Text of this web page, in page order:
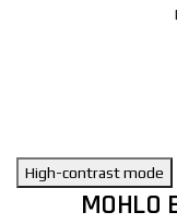
High-contrast mode
MOHLO